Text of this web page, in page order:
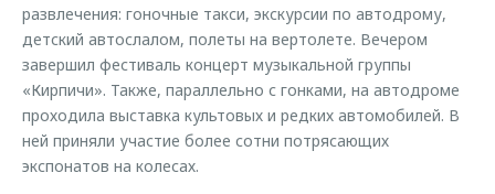
развлечения: гоночные такси, экскурсии по автодрому,
детский автослалом, полеты на вертолете. Вечером
завершил фестиваль концерт музыкальной группы
«Кирпичи». Также, параллельно с гонками, на автодроме
проходила выставка культовых и редких автомобилей. В
ней приняли участие более сотни потрясающих
экспонатов на колесах.